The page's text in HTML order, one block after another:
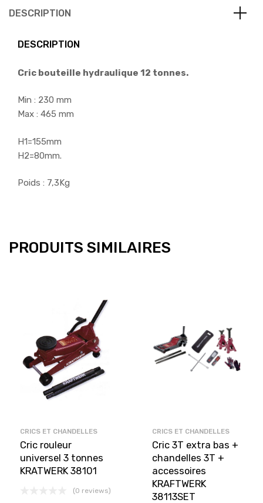
DESCRIPTION
DESCRIPTION
Cric bouteille hydraulique 12 tonnes.
Min : 230 mm
Max : 465 mm
H1=155mm
H2=80mm.
Poids : 7,3Kg
PRODUITS SIMILAIRES
CRICS ET CHANDELLES
Cric rouleur
universel 3 tonnes
KRATWERK 38101
(0 reviews)
CRICS ET CHANDELLES
Cric 3T extra bas +
chandelles 3T +
accessoires
KRAFTWERK
38113SET